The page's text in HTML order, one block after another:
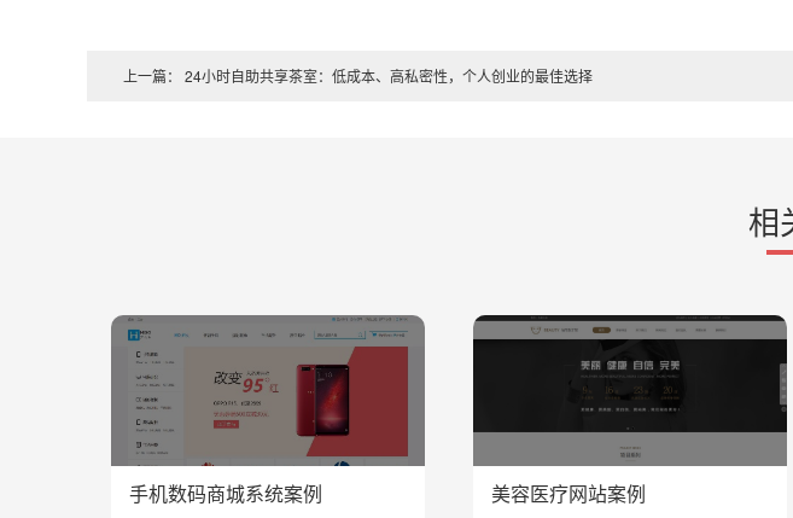
上一篇： 24小时自助共享茶室：低成本、高私密性，个人创业的最佳选择
相
手机数码商城系统案例 美容医疗网站案例